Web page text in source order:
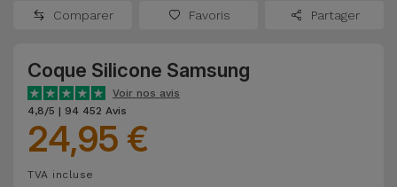
OnePlus
Google
Reconditionnés
Consoles de
Jeux
Reconditionnées
Voir
tout
Batteries
Chargeurs
Ecouteurs
et
Enceintes
Comparer Favoris Partager
Coque Silicone Samsung
Voir nos avis
4,8/5 | 94 452 Avis
24,95 €
TVA incluse